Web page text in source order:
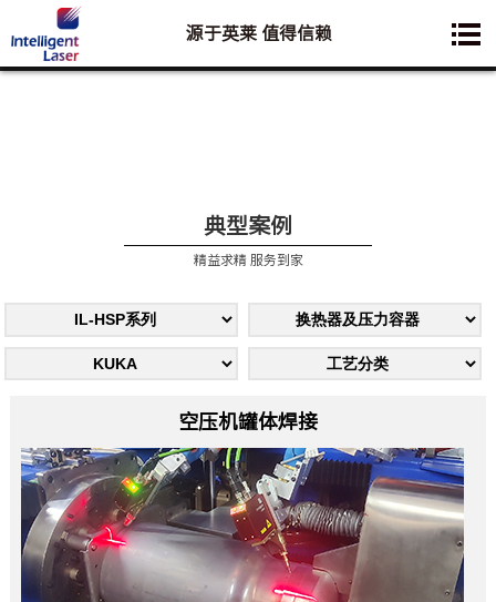
您想要了解的业务是:
源于英莱 值得信赖
典型案例
精益求精 服务到家
空压机罐体焊接